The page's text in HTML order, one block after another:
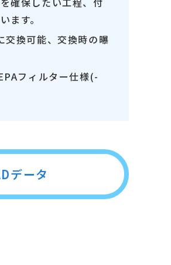
ます。
交換可能、交換時の曝
フィルター仕様(-
データ